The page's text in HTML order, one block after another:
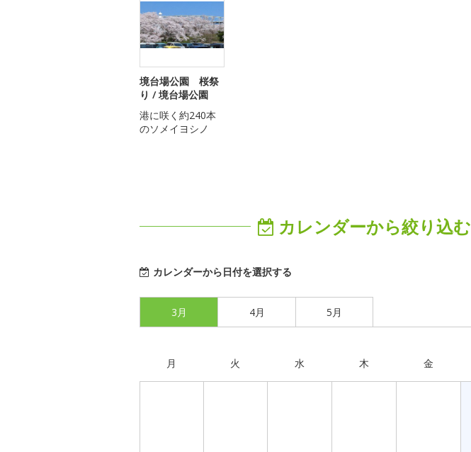
境台場公園 桜祭
り / 境台場公園
港に咲く約240本
のソメイヨシノ
カレンダーから絞り込む
カレンダーから日付を選択する
3月 4月 5月
月 火 水 木 金